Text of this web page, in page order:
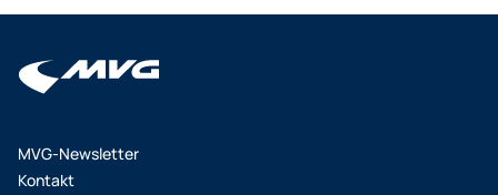
MVG-Newsletter
Kontakt